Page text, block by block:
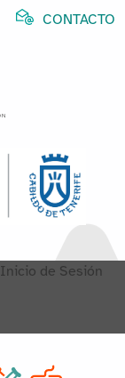
CONTACTO
Inicio de Sesión